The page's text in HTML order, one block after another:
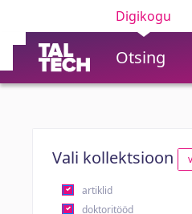
Digikogu
Otsing
Vali kollektsioon
artiklid
doktoritööd